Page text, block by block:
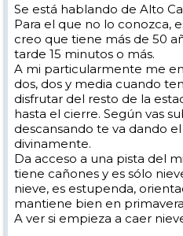
Se está hablando de Alto
Para el que no lo conozca,
creo que tiene más de 50
tarde 15 minutos o más.
A mi particularmente me
dos, dos y media cuando
disfrutar del resto de la
hasta el cierre. Según vas
descansando te va dando
divinamente.
Da acceso a una pista del
tiene cañones y es sólo
nieve, es estupenda,
mantiene bien en
A ver si empieza a caer nieve